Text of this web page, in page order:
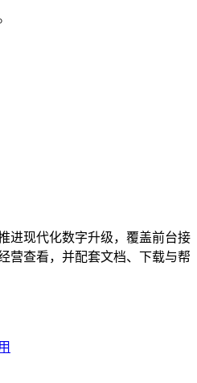
进现代化数字升级，覆盖前台接
营查看，并配套文档、下载与帮